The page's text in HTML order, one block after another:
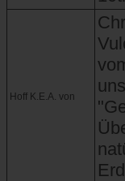
Hoff K.E.A. von